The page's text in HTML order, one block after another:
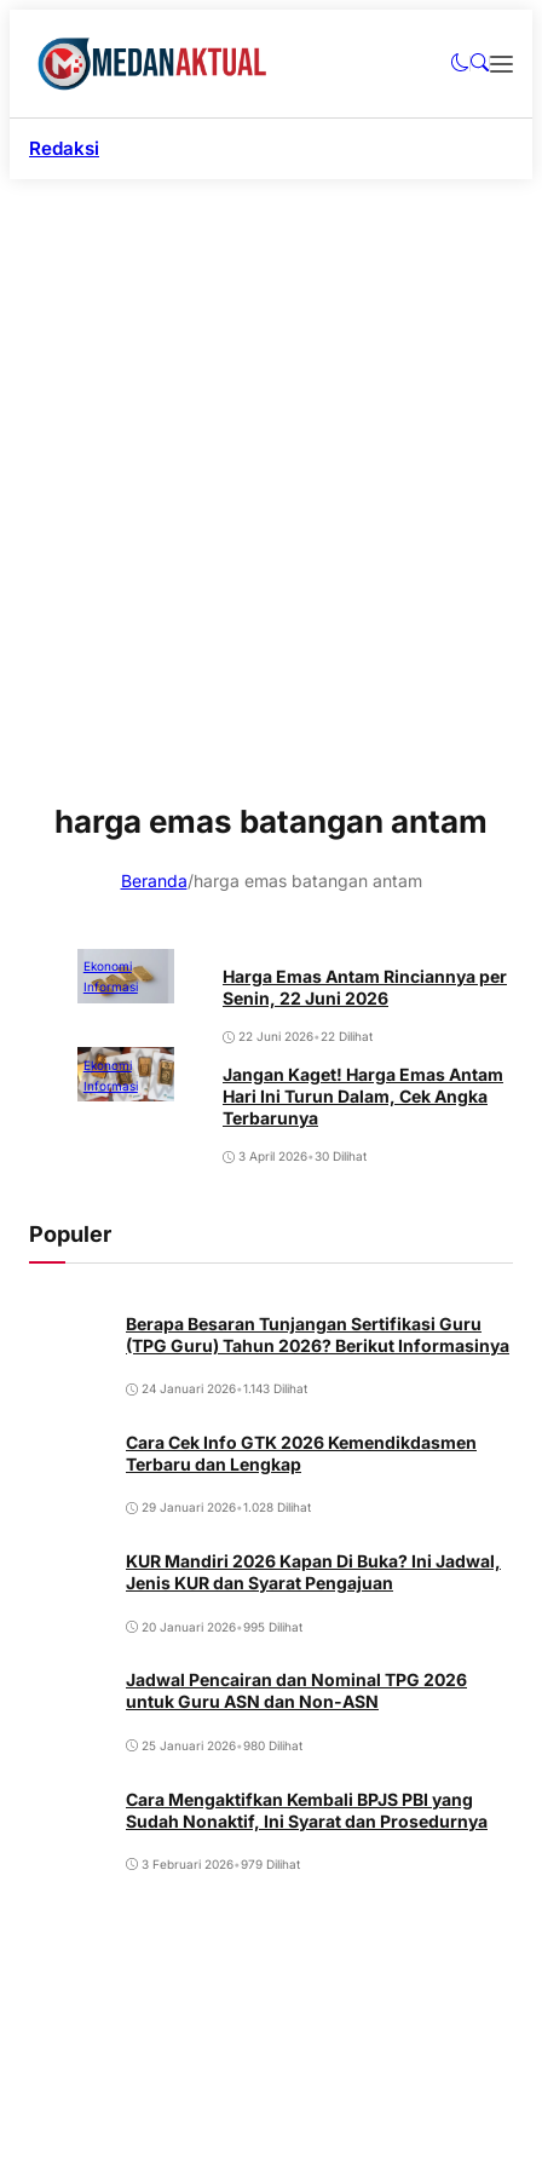
Redaksi
harga emas batangan antam
Beranda/harga emas batangan antam
Ekonomi
Informasi
Harga Emas Antam Rinciannya per
Senin, 22 Juni 2026
22 Juni 2026• 22 Dilihat
Ekonomi
Informasi
Jangan Kaget! Harga Emas Antam
Hari Ini Turun Dalam, Cek Angka
Terbarunya
3 April 2026•30 Dilihat
Populer
Berapa Besaran Tunjangan Sertifikasi Guru
(TPG Guru) Tahun 2026? Berikut Informasinya
24 Januari 2026•1.143 Dilihat
Cara Cek Info GTK 2026 Kemendikdasmen
Terbaru dan Lengkap
29 Januari 2026•1.028 Dilihat
KUR Mandiri 2026 Kapan Di Buka? Ini Jadwal,
Jenis KUR dan Syarat Pengajuan
20 Januari 2026•995 Dilihat
Jadwal Pencairan dan Nominal TPG 2026
untuk Guru ASN dan Non-ASN
25 Januari 2026•980 Dilihat
Cara Mengaktifkan Kembali BPJS PBI yang
Sudah Nonaktif, Ini Syarat dan Prosedurnya
3 Februari 2026•979 Dilihat